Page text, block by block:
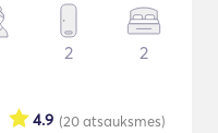
2 2
(20atsauksmes)
4.9